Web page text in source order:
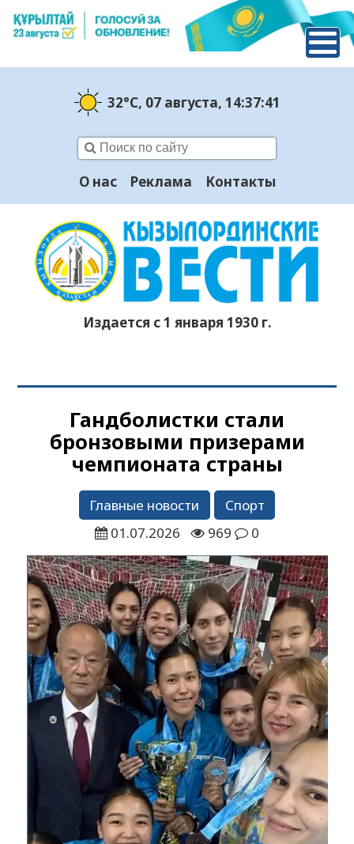
32°C, 07 августа, 14:37:42
О нас Реклама Контакты
Издается с 1 января 1930 г.
Гандболистки стали
бронзовыми призерами
чемпионата страны
Главные новости
Спорт
01.07.2026
969 0